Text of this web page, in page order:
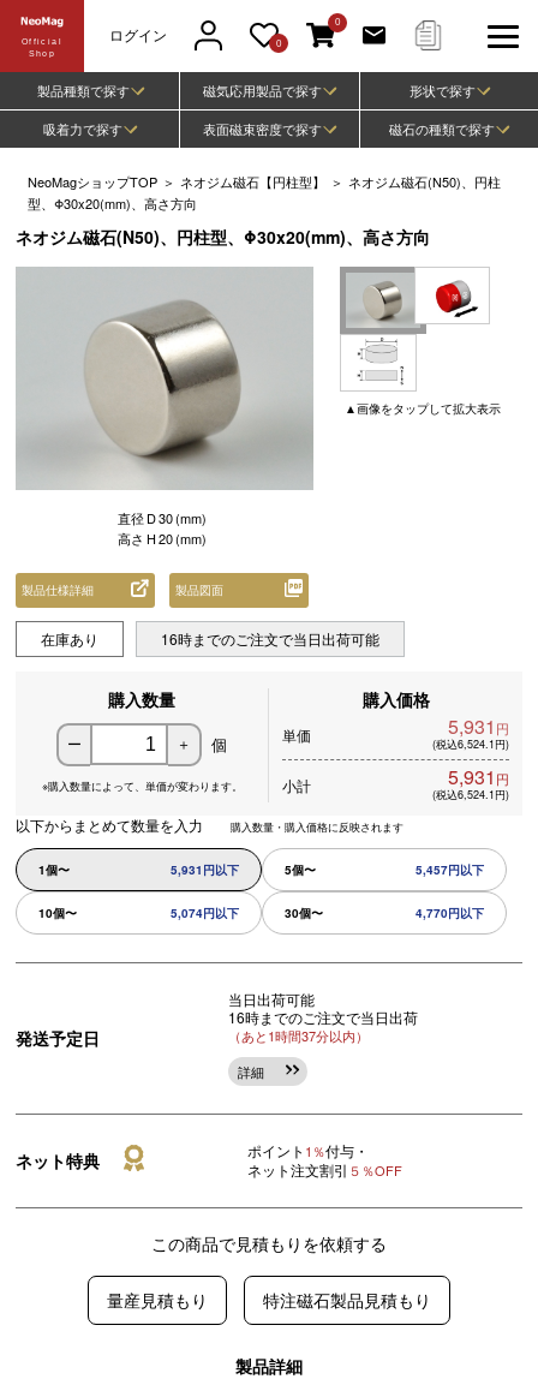
Official
Shop
ログイン 0
0
製品種類で探す 磁気応用製品で探す
形状で探す
吸着力で探す
表面磁束密度で探す 磁石の種類で探す
NeoMagショップTOP ＞ ネオジム磁石【円柱型】 ＞ ネオジム磁石(N50)、円柱
型、Φ30x20(mm)、高さ方向
ネオジム磁石(N50)、円柱型、Φ30x20(mm)、高さ方向
▲画像をタップして拡大表示
直径D30(mm)
高さ H20(mm)
製品仕様詳細 製品図面
在庫あり 16時までのご注文で当日出荷可能
購入数量
ー ＋ 個
※購入数量によって、 単価が変わります。
購入価格
単価 5,931 円
(税込6,524.1円)
小計 5,931 円
(税込6,524.1円)
以下からまとめて数量を入力 購入数量・購入価格に反映されます
1個〜 5,931円以下 5個〜 5,457円以下
10個〜 5,074円以下 30個〜 4,770円以下
発送予定日
当日出荷可能
16時までのご注文で当日出荷
（あと1時間37分以内）
詳細
ネット特典 ポイント 1％付与・
ネット注文割引 ５％OFF
この商品で見積もりを依頼する
量産見積もり 特注磁石製品見積もり
製品詳細